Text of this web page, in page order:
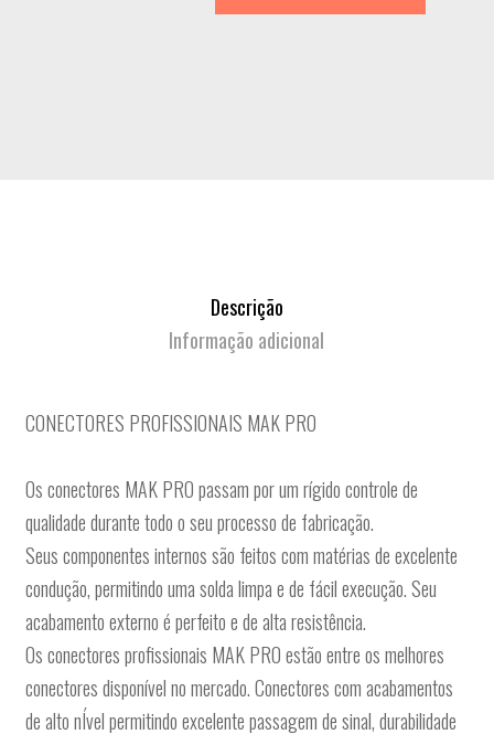
Descrição
Informação adicional
CONECTORES PROFISSIONAIS MAK PRO
Os conectores MAK PRO passam por um rígido controle de
qualidade durante todo o seu processo de fabricação.
Seus componentes internos são feitos com matérias de excelente
condução, permitindo uma solda limpa e de fácil execução. Seu
acabamento externo é perfeito e de alta resistência.
Os conectores profissionais MAK PRO estão entre os melhores
conectores disponível no mercado. Conectores com acabamentos
de alto nÍvel permitindo excelente passagem de sinal, durabilidade